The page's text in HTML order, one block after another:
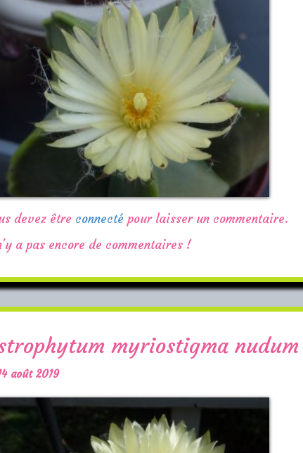
devez être connecté pour laisser un commentaire.
a pas encore de commentaires !
myriostigma
août 2019